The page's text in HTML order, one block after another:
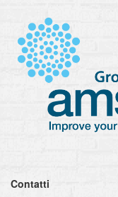
Contatti